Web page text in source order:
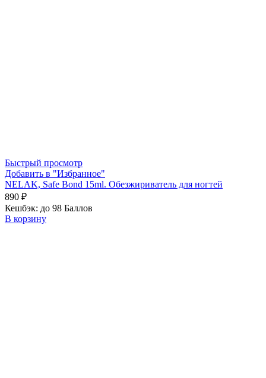
Быстрый просмотр
Добавить в "Избранное"
NELAK, Safe Bond 15ml. Обезжириватель для ногтей
890 ₽
Кешбэк: до 98 Баллов
В корзину